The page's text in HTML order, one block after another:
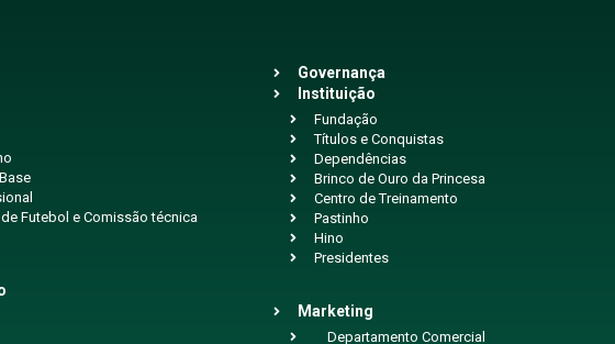
Futebol e Comissão técnica
Governança
Instituição
Fundação
Títulos e Conquistas
Dependências
Brinco de Ouro da Princesa
Centro de Treinamento
Pastinho
Hino
Presidentes
Marketing
Departamento Comercial